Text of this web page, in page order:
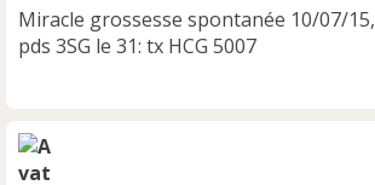
Miracle grossesse spontanée 10/07/15,
pds 3SG le 31: tx HCG 5007